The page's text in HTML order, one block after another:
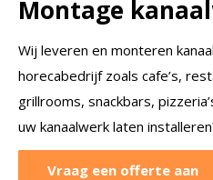
Montage
Wij leveren en monteren
horecabedrijf zoals cafe’s,
grillrooms, snackbars,
uw kanaalwerk laten
Vraag een offerte aan